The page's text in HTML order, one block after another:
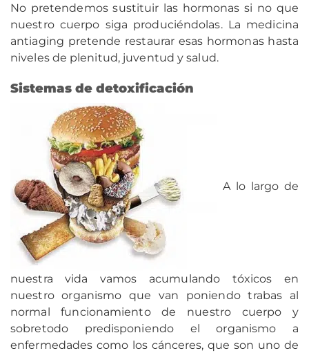
No pretendemos sustituir las hormonas si no que
nuestro cuerpo siga produciéndolas. La medicina
antiaging pretende restaurar esas hormonas hasta
niveles de plenitud, juventud y salud.
Sistemas de detoxificación
A lo largo de
nuestra vida vamos acumulando tóxicos en
nuestro organismo que van poniendo trabas al
normal funcionamiento de nuestro cuerpo y
sobretodo predisponiendo el organismo a
enfermedades como los cánceres, que son uno de